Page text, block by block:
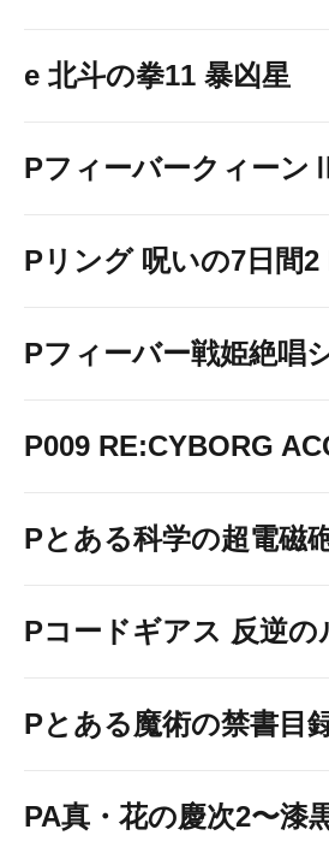
e 北斗の拳11 暴凶星
Pフィーバークィーン
Pリング 呪いの7日間2
Pフィーバー戦姫絶唱
P009 RE:CYBORG
Pとある科学の超電磁
Pコードギアス 反逆
Pとある魔術の禁書目
PA真・花の慶次2〜漆